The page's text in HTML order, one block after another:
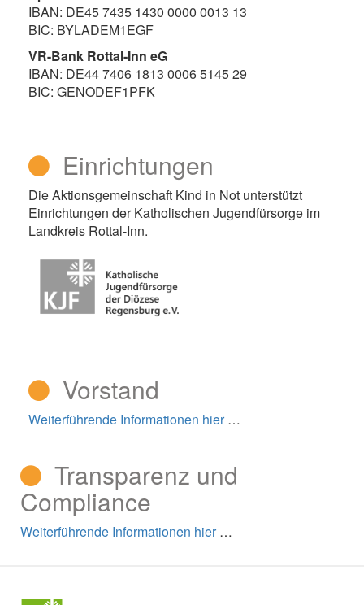
IBAN: DE45 7435 1430 0000 0013 13
BIC: BYLADEM1EGF
VR-Bank Rottal-Inn eG
IBAN: DE44 7406 1813 0006 5145 29
BIC: GENODEF1PFK
Einrichtungen
Die Aktionsgemeinschaft Kind in Not unterstützt
Einrichtungen der Katholischen Jugendfürsorge im
Landkreis Rottal-Inn.
Vorstand
Weiterführende Informationen hier…
Transparenz und
Compliance
Weiterführende Informationen hier…